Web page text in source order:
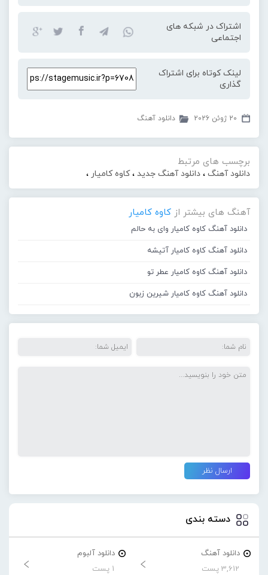
اشتراک در شبکه های
اجتماعی
لینک کوتاه برای اشتراک
گذاری
20 ژوئن 2026 دانلود آهنگ
برچسب های مرتبط
دانلود آهنگ ، دانلود آهنگ جدید ،کاوه کامیار ،
آهنگ های بیشتر از کاوه کامیار
دانلود آهنگ کاوه کامیار وای به حالم
دانلود آهنگ کاوه کامیار آتیشه
دانلود آهنگ کاوه کامیار عطر تو
دانلود آهنگ کاوه کامیار شیرین زبون
دسته بندی
دانلود آهنگ
3,612 پست
دانلود آلبوم
1 پست